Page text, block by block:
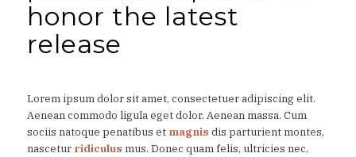
honor the latest
release
Lorem ipsum dolor sit amet, consectetuer adipiscing elit.
Aenean commodo ligula eget dolor. Aenean massa. Cum
sociis natoque penatibus et magnis dis parturient montes,
nascetur ridiculus mus. Donec quam felis, ultricies nec,